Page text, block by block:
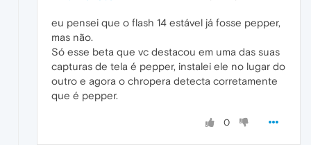
eu pensei que o flash 14 estável já fosse pepper,
mas não.
Só esse beta que vc destacou em uma das suas
capturas de tela é pepper, instalei ele no lugar do
outro e agora o chropera detecta corretamente
que é pepper.
0